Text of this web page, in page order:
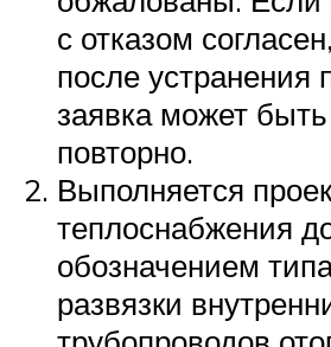
с отказом
после устранения
заявка может
повторно.
Выполняется
теплоснабжения
обозначением
развязки